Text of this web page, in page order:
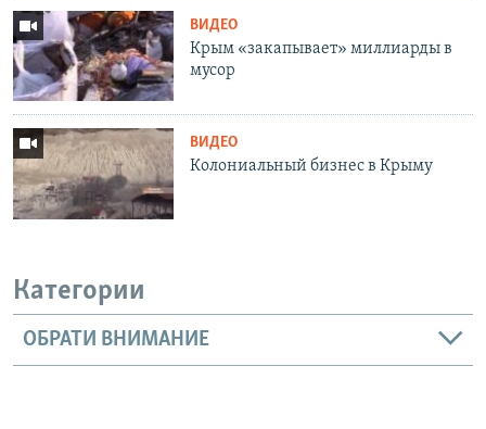
ВИДЕО
Крым «закапывает» миллиарды в
мусор
ВИДЕО
Колониальный бизнес в Крыму
Категории
ОБРАТИ ВНИМАНИЕ